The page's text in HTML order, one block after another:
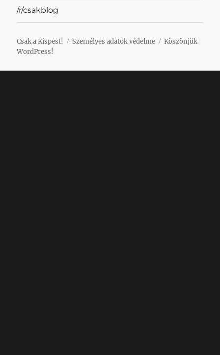
/r/csakblog
Csak a Kispest! Személyes adatok védelme
Köszönjük
WordPress!